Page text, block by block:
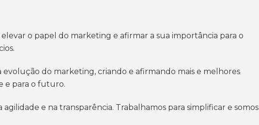
elevar o papel do marketing e afirmar a sua importância para o
evolução do marketing, criando e afirmando mais e melhores
e para o futuro.
e na transparência. Trabalhamos para simplificar e somos